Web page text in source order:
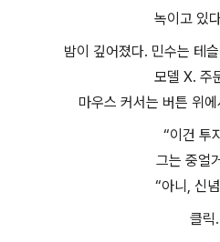
녹이고 있
밤이 깊어졌다. 민수는 테
모델 X. 주
마우스 커서는 버튼 위
“이건 투
그는 중얼
“아니, 신
클릭.